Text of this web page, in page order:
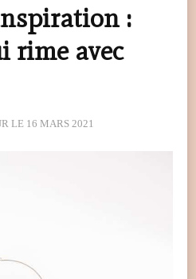
:
rime avec
LE 16 MARS 2021